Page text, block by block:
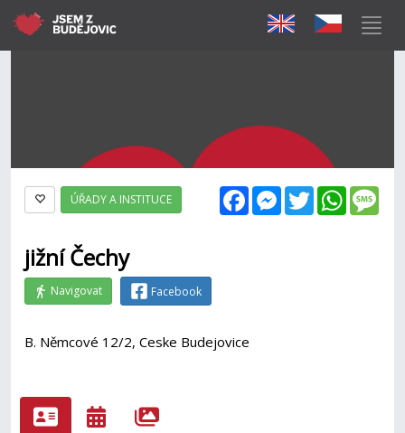
FacebookMessenger
Twitter
ÚŘADY A INSTITUCE
jižní Čechy
Navigovat Facebook
B. Němcové 12/2, Ceske Budejovice